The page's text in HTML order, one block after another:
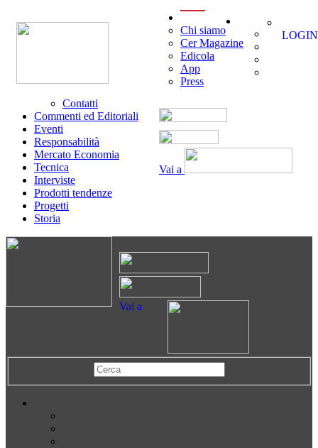
Vai a
Chi siamo
Cer Magazine
Edicola
App
Press
Contatti
Commenti ed Editoriali
Eventi
Responsabilità
Mercato Economia
Tecnica
Interviste
Prodotti tendenze
Progetti
Storia
LOGIN
Vai a